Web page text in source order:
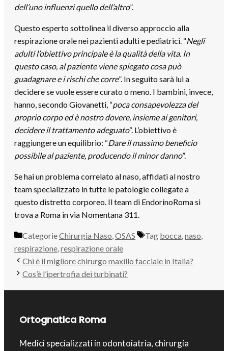
dell’uno influenzi quello dell’altro”.
Questo esperto sottolinea il diverso approccio alla
respirazione orale nei pazienti adulti e pediatrici. “Negli
adulti l’obiettivo principale è la qualità della vita. In
questo caso, al paziente viene spiegato cosa può
guadagnare e i rischi che corre”. In seguito sarà lui a
decidere se vuole essere curato o meno. I bambini, invece,
hanno, secondo Giovanetti, “poca consapevolezza del
proprio corpo ed è nostro dovere, insieme ai genitori,
decidere il trattamento adeguato“. L’obiettivo è
raggiungere un equilibrio: “Dare il massimo beneficio
possibile al paziente, producendo il minor danno”.
Se hai un problema correlato al naso, affidati al nostro
team specializzato in tutte le patologie collegate a
questo distretto corporeo. Il team di EndorinoRoma si
trova a Roma in via Nomentana 311.
CategorieChirurgia Naso,OSAS Tag bocca,naso,
respirazione,respirazione orale
Chi è il migliore chirurgo maxillo facciale in Italia?
Cos’è l’ipertrofia dei turbinati?
Ortognatica Roma
Medici specializzati in odontoiatria, chirurgia